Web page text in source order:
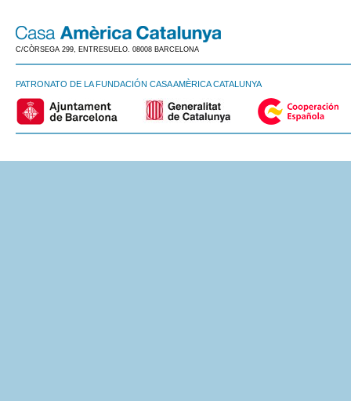
C/CÒRSEGA 299, ENTRESUELO. 08008 BARCELONA
PATRONATO DE LA FUNDACIÓN CASA AMÈRICA CATALUNYA